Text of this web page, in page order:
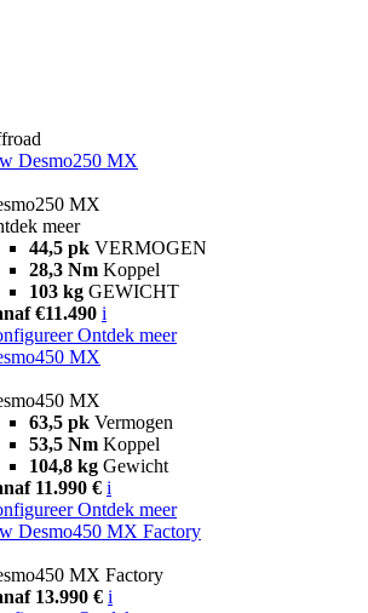
Desmo250 MX
MX
meer
44,5 pk VERMOGEN
28,3 Nm Koppel
103 kg GEWICHT
€11.490 i
Ontdek meer
MX
MX
63,5 pk Vermogen
53,5 Nm Koppel
104,8 kg Gewicht
11.990 € i
Ontdek meer
Desmo450 MX Factory
MX Factory
13.990 € i